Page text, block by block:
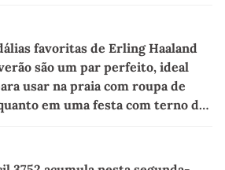
favoritas de Erling Haaland
são um par perfeito, ideal
usar na praia com roupa de
em uma festa com terno de